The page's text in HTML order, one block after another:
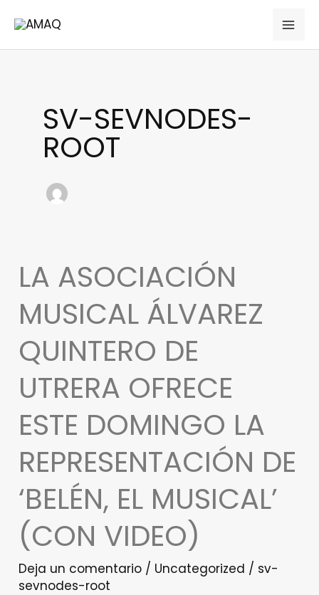
contenido
SV-SEVNODES-
ROOT
LA ASOCIACIÓN
MUSICAL ÁLVAREZ
QUINTERO DE
UTRERA OFRECE
ESTE DOMINGO LA
REPRESENTACIÓN DE
‘BELÉN, EL MUSICAL’
(CON VIDEO)
Deja un comentario / Uncategorized / sv-
sevnodes-root
La
Asociación
Musical
Quintero
de
Utrera
ofrece
domingo
la
representación
de
‘Belén,
el